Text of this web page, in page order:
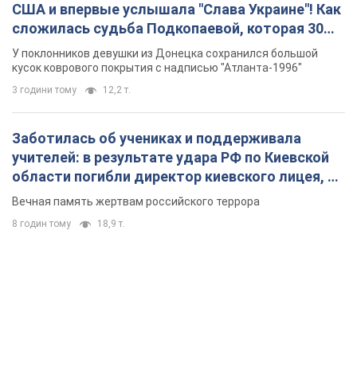
США и впервые услышала "Слава Украине"! Как
сложилась судьба Подкопаевой, которая 30
лет назад завоевала "золото" Олимпиады
У поклонников девушки из Донецка сохранился большой
кусок коврового покрытия с надписью "Атланта-1996"
3 години тому 12,2 т.
Заботилась об учениках и поддерживала
учителей: в результате удара РФ по Киевской
области погибли директор киевского лицея, её
муж и внук
Вечная память жертвам российского террора
8 годин тому 18,9 т.